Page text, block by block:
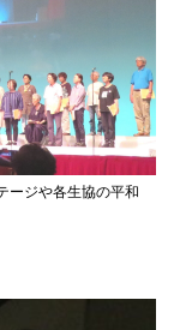
ージや各生協の平和